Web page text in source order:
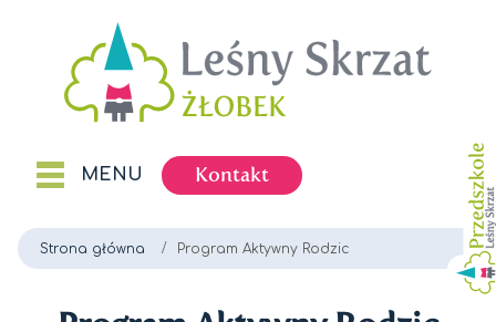
MENU Kontakt
Strona główna Program Aktywny Rodzic